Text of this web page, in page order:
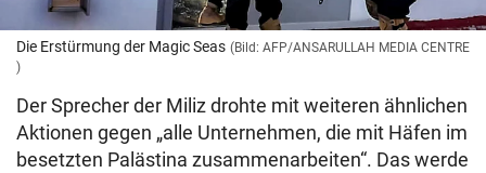
Die Erstürmung der Magic Seas (Bild: AFP/ANSARULLAH MEDIA CENTRE
)
Der Sprecher der Miliz drohte mit weiteren ähnlichen
Aktionen gegen „alle Unternehmen, die mit Häfen im
besetzten Palästina zusammenarbeiten“. Das werde